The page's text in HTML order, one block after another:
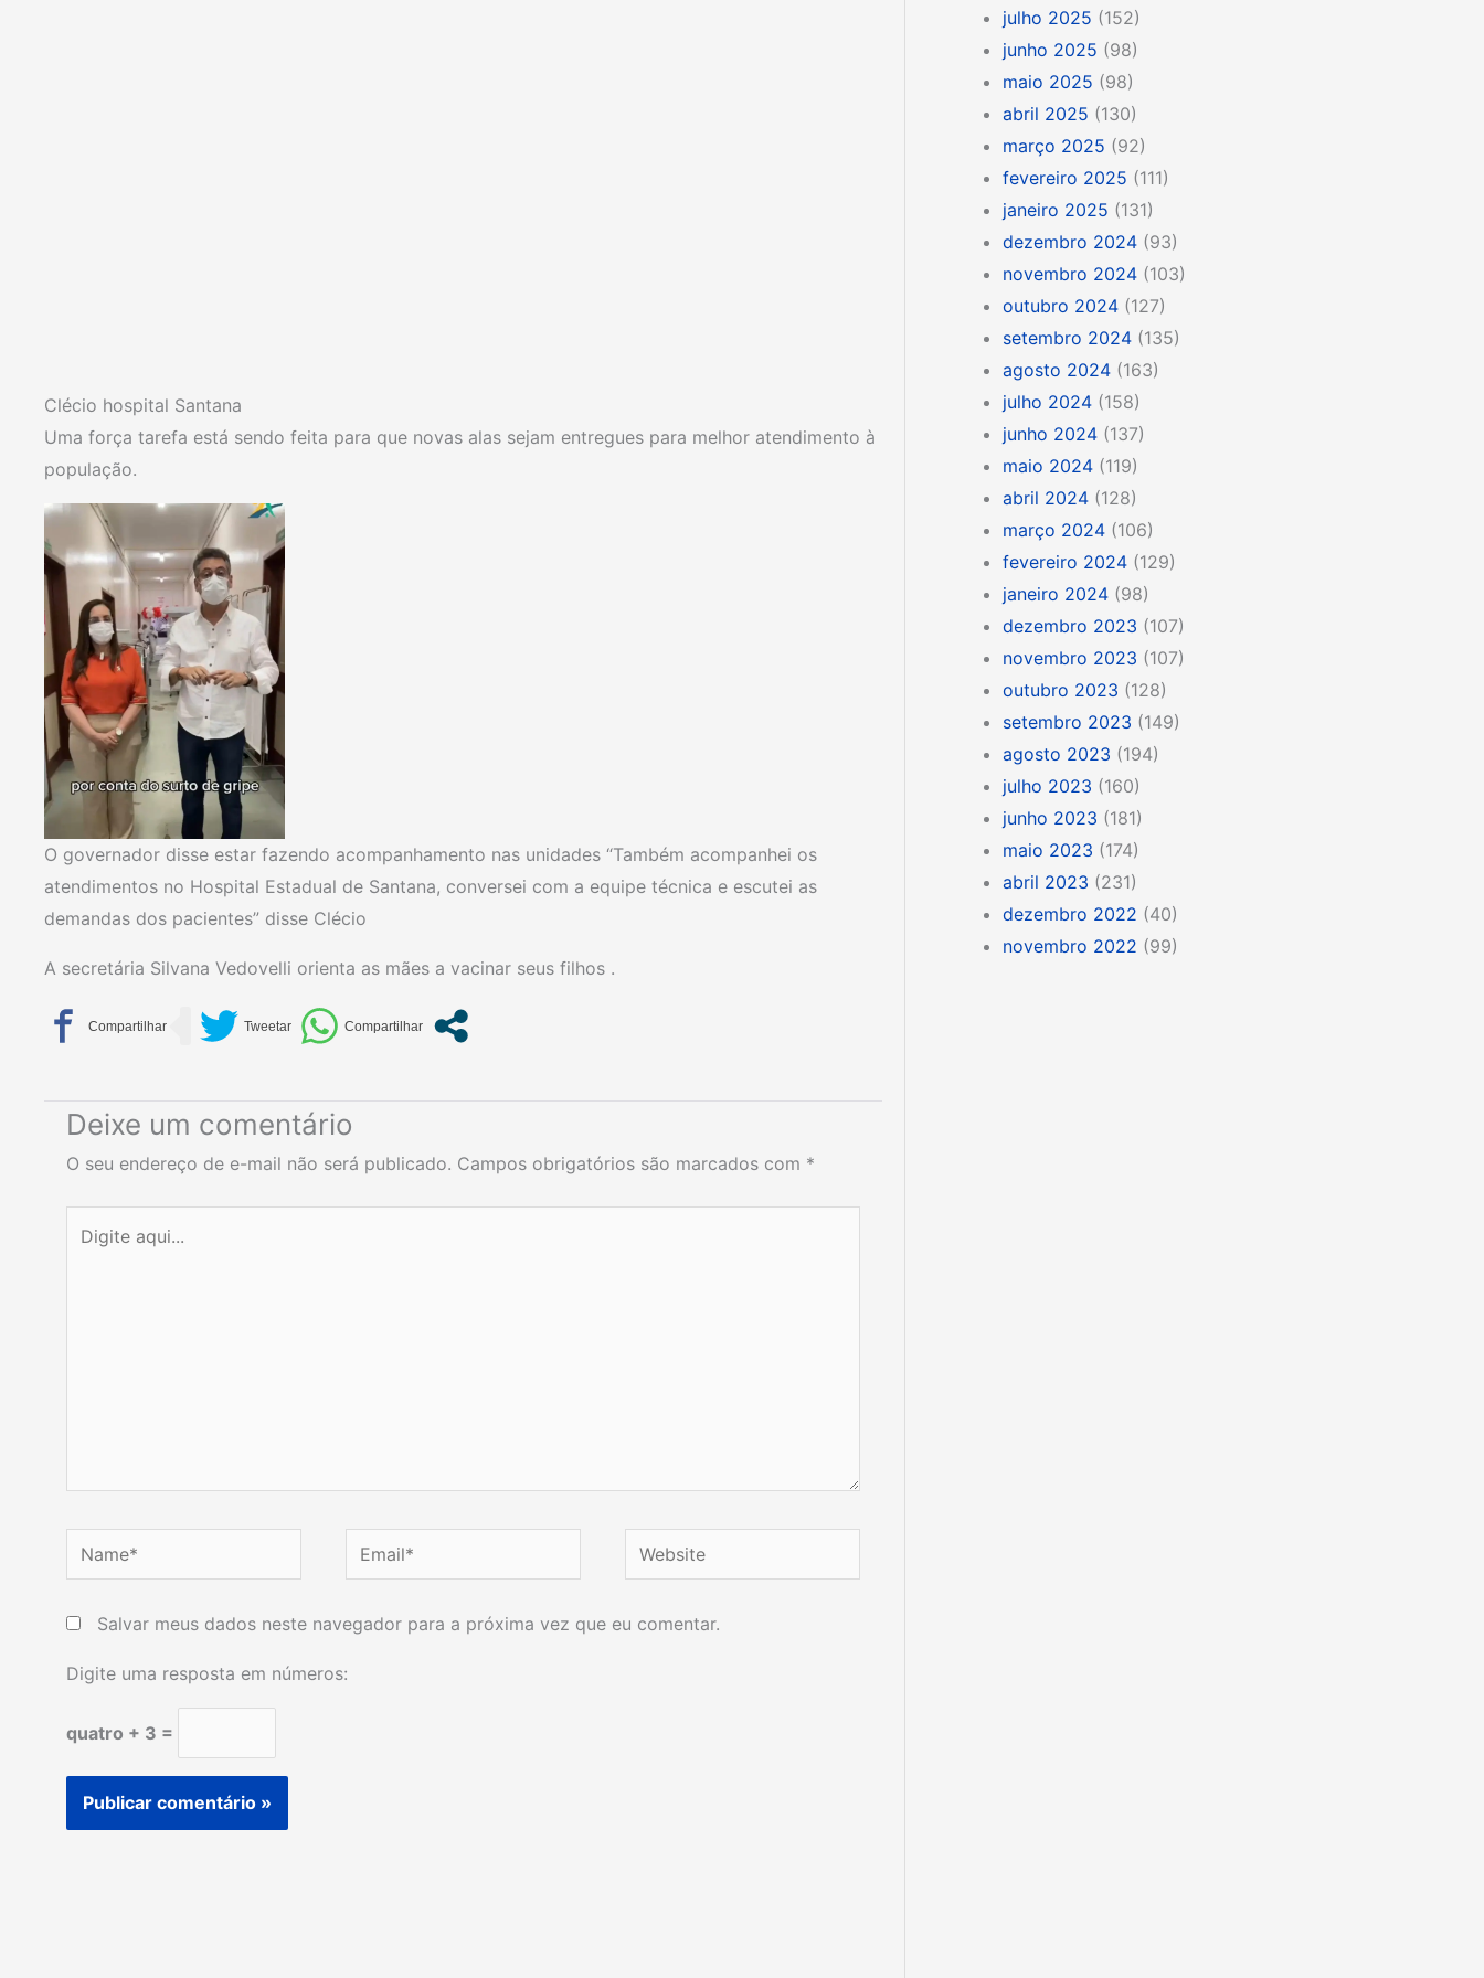
Clécio hospital Santana
Uma força tarefa está sendo feita para que novas alas sejam entregues para melhor atendimento à
população.
O governador disse estar fazendo acompanhamento nas unidades “Também acompanhei os
atendimentos no Hospital Estadual de Santana, conversei com a equipe técnica e escutei as
demandas dos pacientes” disse Clécio
A secretária Silvana Vedovelli orienta as mães a vacinar seus filhos .
Deixe um comentário
O seu endereço de e-mail não será publicado. Campos obrigatórios são marcados com *
aqui...
Name* Email* Website
Salvar meus dados neste navegador para a próxima vez que eu comentar.
Digite uma resposta em números:
quatro + 3 =
julho 2025 (152)
junho 2025 (98)
maio 2025 (98)
abril 2025 (130)
março 2025 (92)
fevereiro 2025 (111)
janeiro 2025 (131)
dezembro 2024 (93)
novembro 2024 (103)
outubro 2024 (127)
setembro 2024 (135)
agosto 2024 (163)
julho 2024 (158)
junho 2024 (137)
maio 2024 (119)
abril 2024 (128)
março 2024 (106)
fevereiro 2024 (129)
janeiro 2024 (98)
dezembro 2023 (107)
novembro 2023 (107)
outubro 2023 (128)
setembro 2023 (149)
agosto 2023 (194)
julho 2023 (160)
junho 2023 (181)
maio 2023 (174)
abril 2023 (231)
dezembro 2022 (40)
novembro 2022 (99)